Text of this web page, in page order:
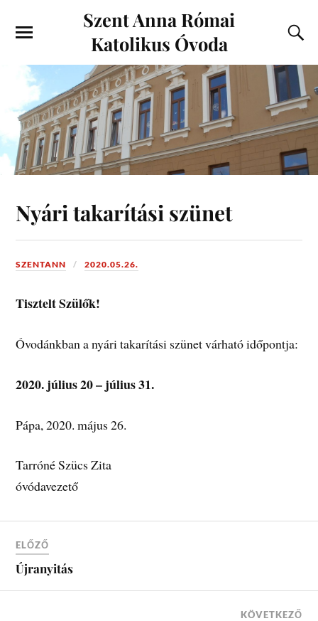
Szent Anna Római
Katolikus Óvoda
Nyári takarítási szünet
SZENTANN 2020.05.26.
Tisztelt Szülők!
Óvodánkban a nyári takarítási szünet várható időpontja:
2020. július 20 – július 31.
Pápa, 2020. május 26.
Tarróné Szücs Zita
óvódavezető
ELŐZŐ
Újranyitás
KÖVETKEZŐ